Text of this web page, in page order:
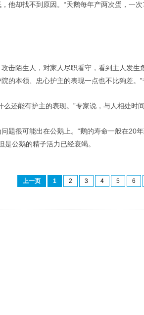
他却找不到原因。“天鹅每年产两次蛋，一
击陌生人，对家人尽职看守，看到主人发
的本领、忠心护主的表现一点也不比狗差。
还能有护主的表现。”专家说，与人相处时
题很可能出在公鹅上。“鹅的寿命一般在20
公鹅的精子活力已经衰竭。
上一页 1 2 3 4 5 6